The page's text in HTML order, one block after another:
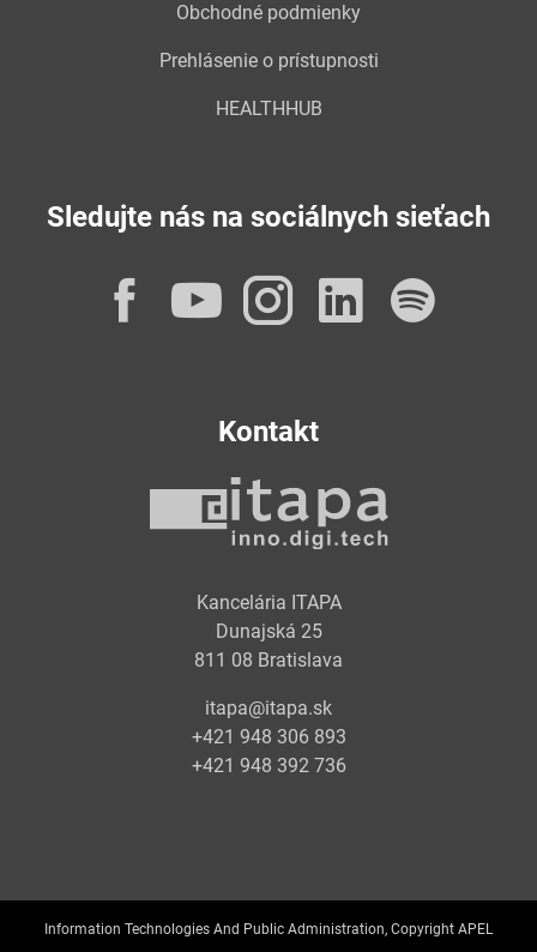
Obchodné podmienky
Prehlásenie o prístupnosti
HEALTHHUB
Sledujte nás na sociálnych sieťach
Facebook
YouTube
Instagram
Kontakt
Kancelária ITAPA
Dunajská 25
811 08 Bratislava
itapa@itapa.sk
+421 948 306 893
+421 948 392 736
Information Technologies And Public Administration, Copyright APEL